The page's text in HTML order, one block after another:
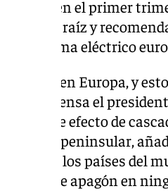
la luz en el primer
causas raíz y
el sistema eléctrico
antes en Europa, y
con la prensa el
a ese efecto de
eléctrico peninsular,
de todos los países del
tipo de apagón en